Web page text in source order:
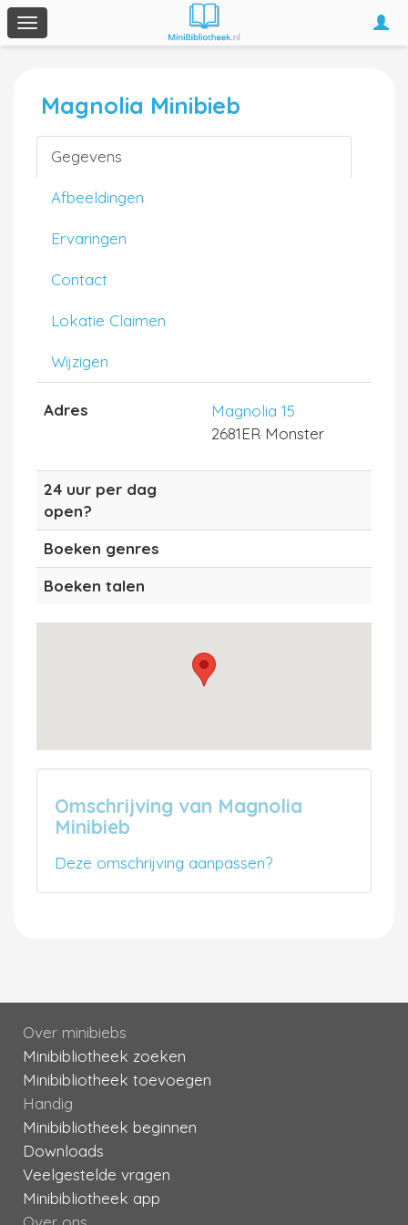
Toggle
navigation
Magnolia Minibieb
Gegevens
Afbeeldingen
Ervaringen
Contact
Lokatie Claimen
Wijzigen
Adres
Magnolia 15
2681ER Monster
24 uur per dag
open?
Boeken genres
Boeken talen
Omschrijving van Magnolia
Minibieb
Deze omschrijving aanpassen?
Over minibiebs
Minibibliotheek zoeken
Minibibliotheek toevoegen
Handig
Minibibliotheek beginnen
Downloads
Veelgestelde vragen
Minibibliotheek app